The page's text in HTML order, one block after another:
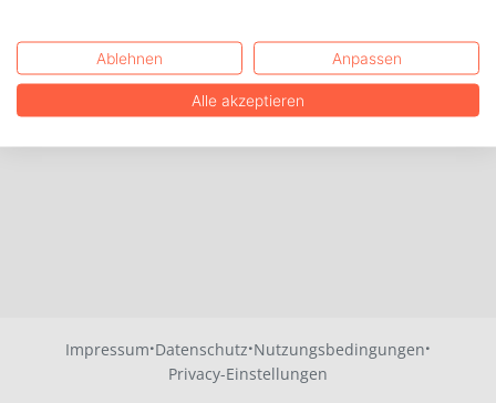
Impressum·Datenschutz·Nutzungsbedingungen·
Privacy-Einstellungen
Ablehnen Anpassen
Alle akzeptieren